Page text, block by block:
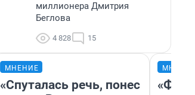
миллионера Дмитрия
Беглова
4 828 15
МНЕНИЕ
«Спуталась речь, понес